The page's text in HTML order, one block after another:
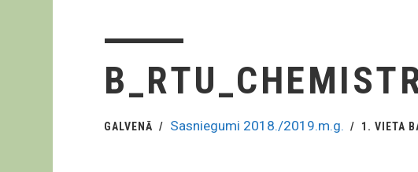
GALVENĀ Sasniegumi 2018./2019.m.g. 1. VIETA